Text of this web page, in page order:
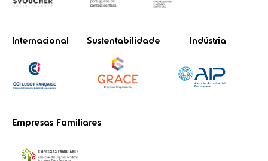
Internacional Sustentabilidade Indústria
Empresas Familiares